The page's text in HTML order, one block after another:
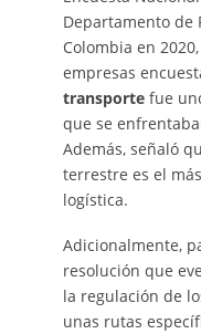
Departamento de
Colombia en
empresas
transportefue
que se
Además, señaló
terrestre es el
logística.
Adicionalmente,
resolución que
la regulación de
unas rutas